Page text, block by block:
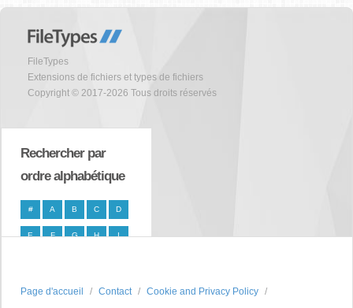
FileTypes
Extensions de fichiers et types de fichiers
Copyright © 2017-2026 Tous droits réservés
Rechercher par
ordre alphabétique
# A B C D
E F G H I
P S
Page d'accueil Contact Cookie and Privacy Policy